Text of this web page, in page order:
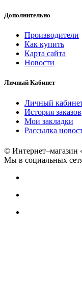
Дополнительно
Производители
Как купить
Карта сайта
Новости
Личный Кабинет
Личный
История заказов
Мои закладки
Рассылка
© Интернет–магазин
Мы в социальных